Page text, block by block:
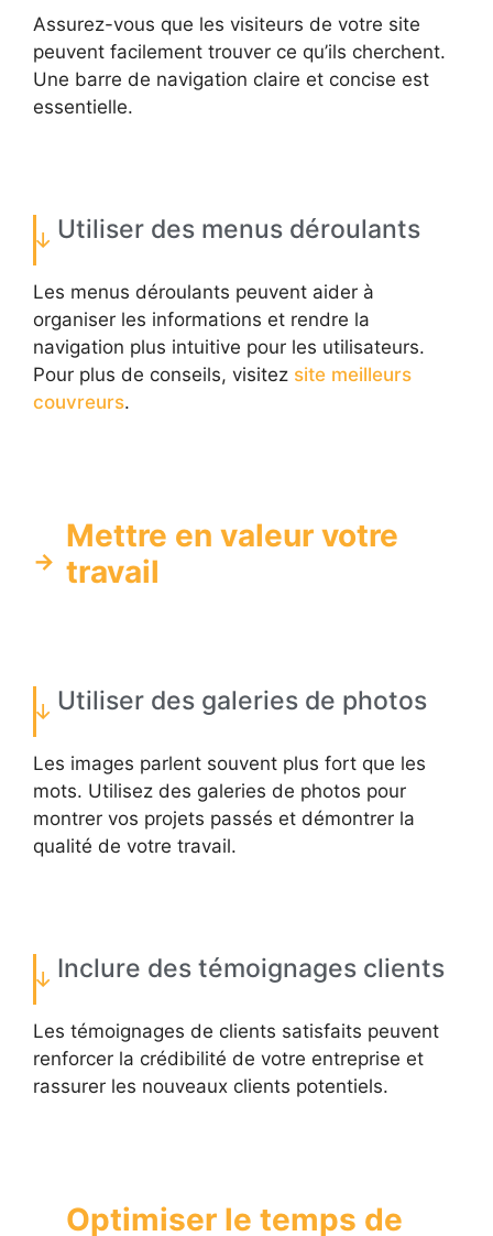
Assurez-vous que les visiteurs de votre site
peuvent facilement trouver ce qu’ils cherchent.
Une barre de navigation claire et concise est
essentielle.
Utiliser des menus déroulants
Les menus déroulants peuvent aider à
organiser les informations et rendre la
navigation plus intuitive pour les utilisateurs.
Pour plus de conseils, visitez site meilleurs
couvreurs.
Mettre en valeur votre
travail
Utiliser des galeries de photos
Les images parlent souvent plus fort que les
mots. Utilisez des galeries de photos pour
montrer vos projets passés et démontrer la
qualité de votre travail.
Inclure des témoignages clients
Les témoignages de clients satisfaits peuvent
renforcer la crédibilité de votre entreprise et
rassurer les nouveaux clients potentiels.
Optimiser le temps de